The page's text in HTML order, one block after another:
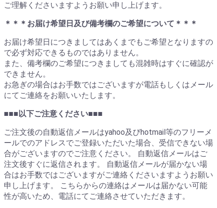
ご理解くださいますようお願い申し上げます。
＊＊＊お届け希望日及び備考欄のご希望について＊＊＊
お届け希望日につきましてはあくまでもご希望となりますの
で必ず対応できるものではありません。
また、備考欄のご希望につきましても混雑時はすぐに確認が
できません。
お急ぎの場合はお手数ではございますが電話もしくはメール
にてご連絡をお願いいたします。
■■■以下ご注意ください■■■
ご注文後の自動返信メールはyahoo及びhotmail等のフリーメ
ールでのアドレスでご登録いただいた場合、受信できない場
合がございますのでご注意ください。 自動返信メールはご
注文後すぐに返信されます。 自動返信メールが届かない場
合はお手数ではございますがご連絡くださいますようお願い
申し上げます。 こちらからの連絡はメールは届かない可能
性が高いため、電話にてご連絡させていただきます。